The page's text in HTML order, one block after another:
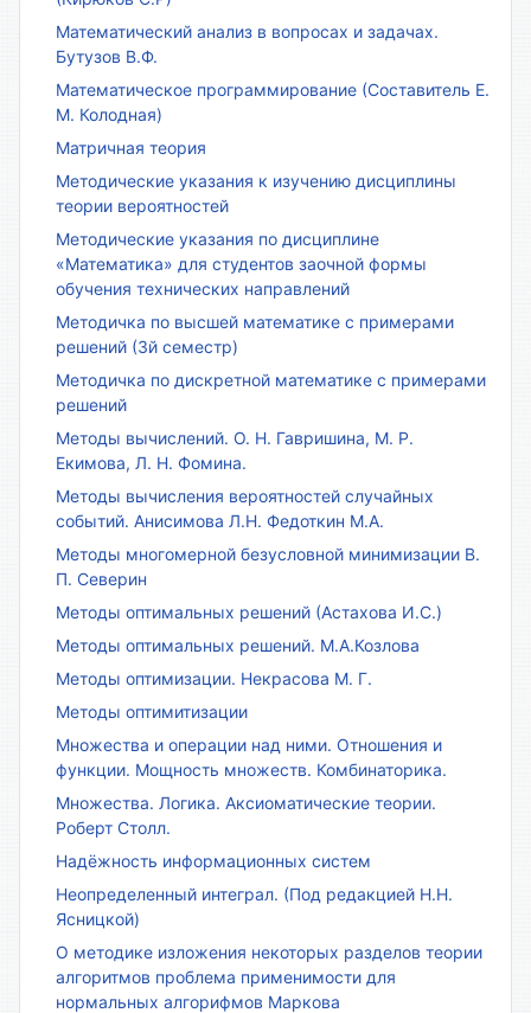
Математический анализ в вопросах и задачах.
Бутузов В.Ф.
Математическое программирование (Составитель Е.
М. Колодная)
Матричная теория
Методические указания к изучению дисциплины
теории вероятностей
Методические указания по дисциплине
«Математика» для студентов заочной формы
обучения технических направлений
Методичка по высшей математике с примерами
решений (3й семестр)
Методичка по дискретной математике с примерами
решений
Методы вычислений. О. Н. Гавришина, М. Р.
Екимова, Л. Н. Фомина.
Методы вычисления вероятностей случайных
событий. Анисимова Л.Н. Федоткин М.А.
Методы многомерной безусловной минимизации В.
П. Северин
Методы оптимальных решений (Астахова И.С.)
Методы оптимальных решений. М.А.Козлова
Методы оптимизации. Некрасова М. Г.
Методы оптимитизации
Множества и операции над ними. Отношения и
функции. Мощность множеств. Комбинаторика.
Множества. Логика. Аксиоматические теории.
Роберт Столл.
Надёжность информационных систем
Неопределенный интеграл. (Под редакцией Н.Н.
Ясницкой)
О методике изложения некоторых разделов теории
алгоритмов проблема применимости для
нормальных алгорифмов Маркова